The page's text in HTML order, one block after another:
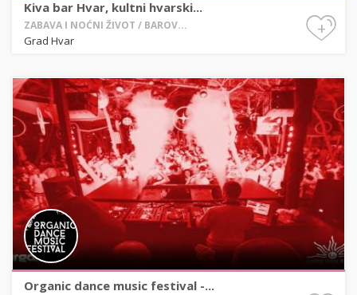
Kiva bar Hvar, kultni hvarski...
ZABAVA I NOĆNI ŽIVOT / BAROV...
Grad Hvar
+
Organic dance music festival -...